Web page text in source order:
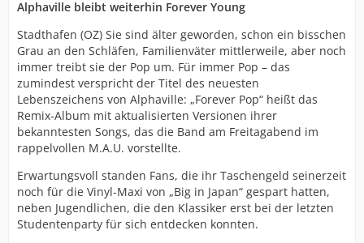
Alphaville bleibt weiterhin Forever Young
Stadthafen (OZ) Sie sind älter geworden, schon ein bisschen
Grau an den Schläfen, Familienväter mittlerweile, aber noch
immer treibt sie der Pop um. Für immer Pop – das
zumindest verspricht der Titel des neuesten
Lebenszeichens von Alphaville: „Forever Pop“ heißt das
Remix-Album mit aktualisierten Versionen ihrer
bekanntesten Songs, das die Band am Freitagabend im
rappelvollen M.A.U. vorstellte.
Erwartungsvoll standen Fans, die ihr Taschengeld seinerzeit
noch für die Vinyl-Maxi von „Big in Japan“ gespart hatten,
neben Jugendlichen, die den Klassiker erst bei der letzten
Studentenparty für sich entdecken konnten.